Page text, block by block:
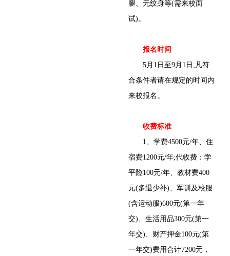
腿、无纹身等(需来校面
试)。
报名时间
5月1日至9月1日;凡符
合条件者请在规定的时间内
来校报名。
收费标准
1、学费4500元/年、住
宿费1200元/年;代收费：学
平险100元/年、教材费400
元(多退少补)、军训及校服
(含运动服)600元(第一年
交)、生活用品300元(第一
年交)、财产押金100元(第
一年交)费用合计7200元，